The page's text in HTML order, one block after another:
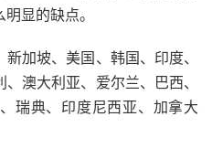
显的缺点。
加坡、美国、韩国、印度、
澳大利亚、爱尔兰、巴西、
瑞典、印度尼西亚、加拿大